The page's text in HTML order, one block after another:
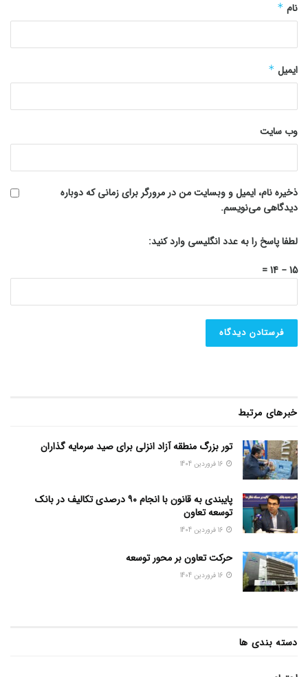
نام*
ایمیل*
وب‌ سایت
ذخیره نام، ایمیل و وبسایت من در مرورگر برای زمانی که دوباره
دیدگاهی می‌نویسم.
لطفا پاسخ را به عدد انگلیسی وارد کنید:
15 − 14 =
خبرهای مرتبط
تور بزرگ منطقه آزاد انزلی برای صید سرمایه گذاران
16 فروردین 1404
پایبندی به قانون با انجام ۹۰ درصدی تکالیف در بانک
توسعه تعاون
16 فروردین 1404
حرکت تعاون بر محور توسعه
16 فروردین 1404
دسته بندی ها